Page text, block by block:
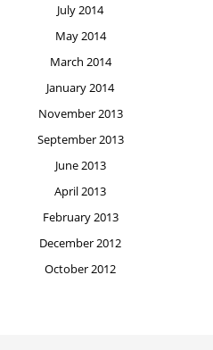
July 2014
May 2014
March 2014
January 2014
November 2013
September 2013
June 2013
April 2013
February 2013
December 2012
October 2012